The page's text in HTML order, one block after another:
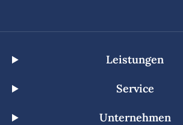
Leistungen
Service
Unternehmen